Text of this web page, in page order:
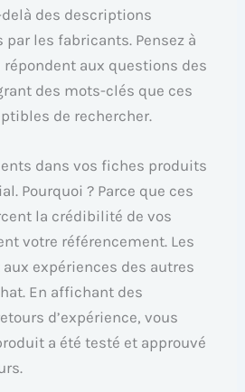
des descriptions
les fabricants. Pensez à
aux questions des
des mots-clés que ces
de rechercher.
dans vos fiches produits
Pourquoi ? Parce que ces
la crédibilité de vos
votre référencement. Les
expériences des autres
En affichant des
d’expérience, vous
a été testé et approuvé